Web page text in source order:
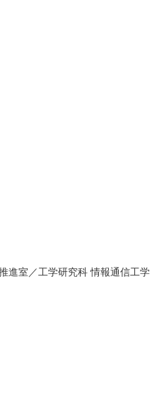
進室／工学研究科 情報通信工学